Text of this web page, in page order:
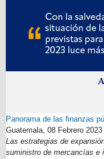
Panorama de las finanzas
Guatemala, 08 Febrero 2023
Las estrategias de
suministro de mercancías e